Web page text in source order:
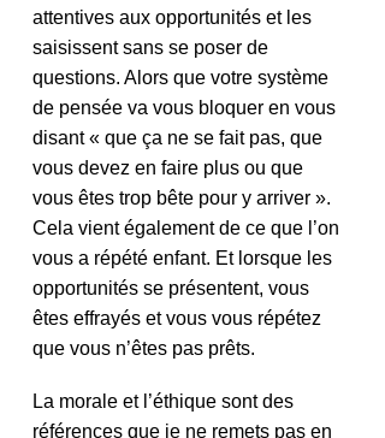
attentives aux opportunités et les
saisissent sans se poser de
questions. Alors que votre système
de pensée va vous bloquer en vous
disant « que ça ne se fait pas, que
vous devez en faire plus ou que
vous êtes trop bête pour y arriver ».
Cela vient également de ce que l’on
vous a répété enfant. Et lorsque les
opportunités se présentent, vous
êtes effrayés et vous vous répétez
que vous n’êtes pas prêts.
La morale et l’éthique sont des
références que je ne remets pas en